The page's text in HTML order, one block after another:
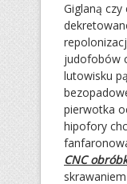
Giglaną
judofobów
lutowisku
pierwotka
hipofory
CNC